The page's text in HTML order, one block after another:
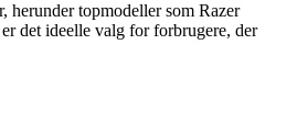
herunder topmodeller som Razer
det ideelle valg for forbrugere, der